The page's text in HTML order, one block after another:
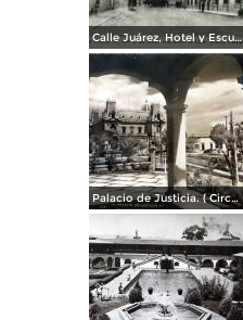
Calle Juárez, Hotel y Escuela Oficial No. 136
Palacio de Justicia. ( Circulada el 1 deDiciembre de 1946 ).